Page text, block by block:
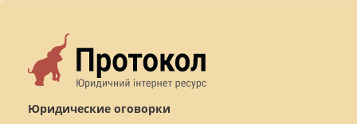
Юридические оговорки